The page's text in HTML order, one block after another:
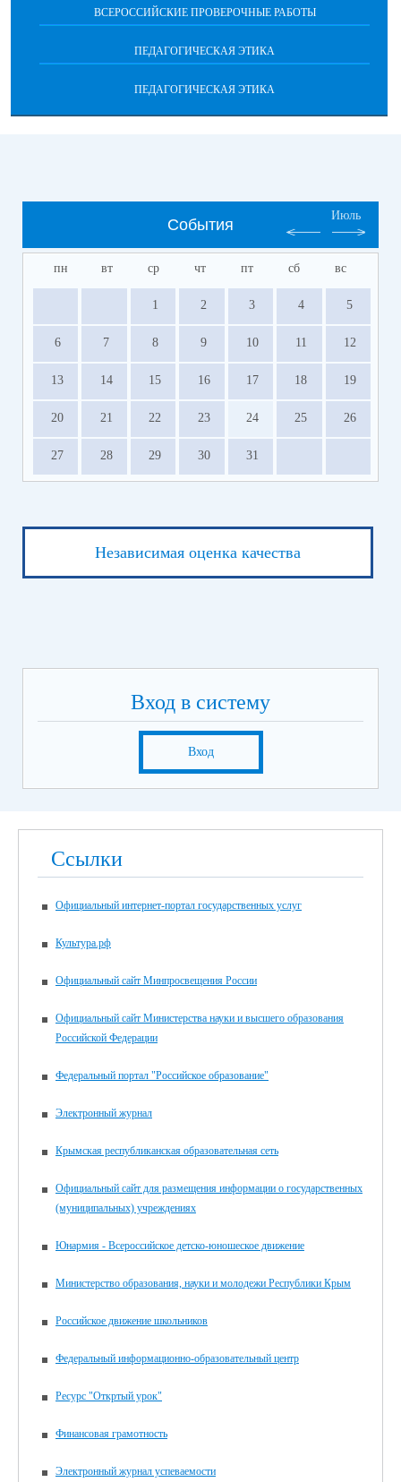
ВСЕРОССИЙСКИЕ ПРОВЕРОЧНЫЕ РАБОТЫ
ПЕДАГОГИЧЕСКАЯ ЭТИКА
ПЕДАГОГИЧЕСКАЯ ЭТИКА
События
Июль
пн вт ср чт пт сб вс
1 2 3 4 5
6 7 8 9 10 11 12
13 14 15 16 17 18 19
20 21 22 23 24 25 26
27 28 29 30 31
Независимая оценка качества
Вход в систему
Вход
Ссылки
Официальный интернет-портал государственных услуг
Культура.рф
Официальный сайт Минпросвещения России
Официальный сайт Министерства науки и высшего образования
Российской Федерации
Федеральный портал "Российское образование"
Электронный журнал
Крымская республиканская образовательная сеть
Официальный сайт для размещения информации о государственных
(муниципальных) учреждениях
Юнармия - Всероссийское детско-юношеское движение
Министерство образования, науки и молодежи Республики Крым
Российское движение школьников
Федеральный информационно-образовательный центр
Ресурс "Откртый урок"
Финансовая грамотность
Электронный журнал успеваемости